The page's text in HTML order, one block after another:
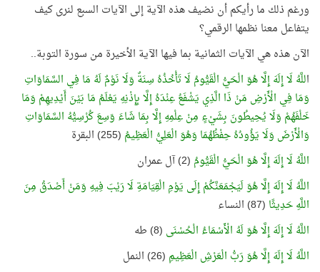
ورغم ذلك ما رأيكم أن نضيف هذه الآية إلى الآيات السبع لنرى كيف
يتفاعل معنا نظمها الرقمي؟
الآن هذه هي الآيات الثمانية بما فيها الآية الأخيرة من سورة التوبة..
اللَّهُ لَا إِلَهَ إِلَّا هُوَ الْحَيُّ الْقَيُّومُ لَا تَأْخُذُهُ سِنَةٌ وَلَا نَوْمٌ لَهُ مَا فِي السَّمَاوَاتِ
وَمَا فِي الْأَرْضِ مَنْ ذَا الَّذِي يَشْفَعُ عِنْدَهُ إِلَّا بِإِذْنِهِ يَعْلَمُ مَا بَيْنَ أَيْدِيهِمْ وَمَا
خَلْفَهُمْ وَلَا يُحِيطُونَ بِشَيْءٍ مِنْ عِلْمِهِ إِلَّا بِمَا شَاءَ وَسِعَ كُرْسِيُّهُ السَّمَاوَاتِ
وَالْأَرْضَ وَلَا يَؤُودُهُ حِفْظُهُمَا وَهُوَ الْعَلِيُّ الْعَظِيمُ (255) البقرة
اللَّهُ لَا إِلَهَ إِلَّا هُوَ الْحَيُّ الْقَيُّومُ (2) آل عمران
اللَّهُ لَا إِلَهَ إِلَّا هُوَ لَيَجْمَعَنَّكُمْ إِلَى يَوْمِ الْقِيَامَةِ لَا رَيْبَ فِيهِ وَمَنْ أَصْدَقُ مِنَ
اللَّهِ حَدِيثًا (87) النساء
اللَّهُ لَا إِلَهَ إِلَّا هُوَ لَهُ الْأَسْمَاءُ الْحُسْنَى (8) طه
اللَّهُ لَا إِلَهَ إِلَّا هُوَ رَبُّ الْعَرْشِ الْعَظِيمِ (26) النمل